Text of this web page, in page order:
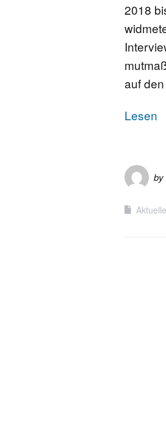
2018
auf
Lesen
by